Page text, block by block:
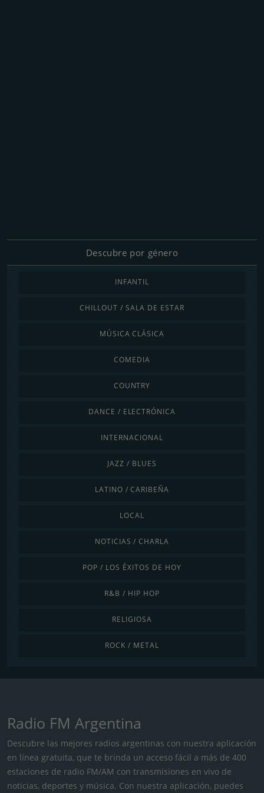
Descubre por género
INFANTIL
CHILLOUT / SALA DE ESTAR
MÚSICA CLÁSICA
COMEDIA
COUNTRY
DANCE / ELECTRÓNICA
INTERNACIONAL
JAZZ / BLUES
LATINO / CARIBEÑA
LOCAL
NOTICIAS / CHARLA
POP / LOS ÉXITOS DE HOY
R&B / HIP HOP
RELIGIOSA
ROCK / METAL
Radio FM Argentina
Descubre las mejores radios argentinas con nuestra aplicación
en línea gratuita, que te brinda un acceso fácil a más de 400
estaciones de radio FM/AM con transmisiones en vivo de
noticias, deportes y música. Con nuestra aplicación, puedes